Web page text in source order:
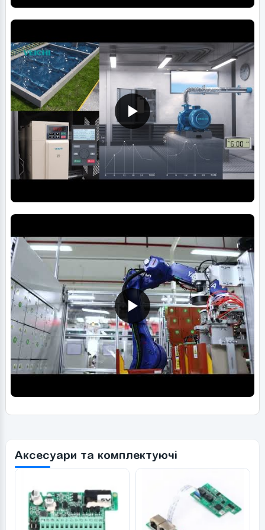
Аксесуари та комплектуючі